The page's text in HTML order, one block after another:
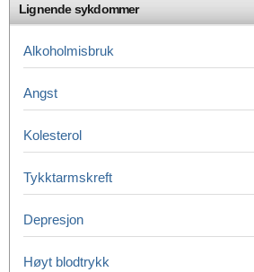
Lignende sykdommer
Alkoholmisbruk
Angst
Kolesterol
Tykktarmskreft
Depresjon
Høyt blodtrykk